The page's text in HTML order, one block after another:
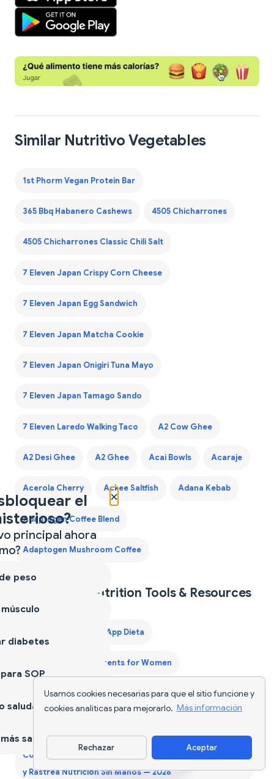
Usamos cookies necesarias para que el sitio funcione y
cookies analíticas para mejorarlo. Más información
Rechazar Aceptar
Similar Nutritivo Vegetables
1st Phorm Vegan Protein Bar
365 Bbq Habanero Cashews 4505 Chicharrones
4505 Chicharrones Classic Chili Salt
7 Eleven Japan Crispy Corn Cheese
7 Eleven Japan Egg Sandwich
7 Eleven Japan Matcha Cookie
7 Eleven Japan Onigiri Tuna Mayo
7 Eleven Japan Tamago Sando
7 Eleven Laredo Walking Taco A2 Cow Ghee
A2 Desi Ghee A2 Ghee Acai Bowls Acaraje
Acerola Cherry Ackee Saltfish Adana Kebab
Adaptogen Coffee Blend
Adaptogen Mushroom Coffee
Explore Más Nutrition Tools & Resources
App Dieta
Best Protein Supplements for Women
Best Weight Loss Pills Calcular Calorías de Comida
Contador de Calorías Activado por Voz - Di tus Comidas
y Rastrea Nutrición Sin Manos — 2026
Descargar app
×
el
principal ahora
peso
diabetes
SOP
saludable
sano